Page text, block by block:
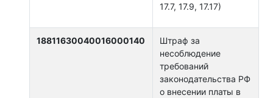
17.7, 17.9, 17.17)
18811630040016000140
Штраф за
несоблюдение
требований
законодательства РФ
о внесении платы в